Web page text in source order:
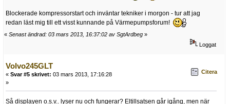
Blockerade kompressorstart och inväntar tekniker i morgon - tur att jag
redan läst mig till ett visst kunnande på Värmepumpsforum!
« Senast ändrad: 03 mars 2013, 16:37:02 av SgtArdbeg »
Loggat
Volvo245GLT
« Svar #5 skrivet: 03 mars 2013, 17:16:28
»
Citera
Så displayen o.s.v.. lyser nu och fungerar? Eltillsatsen går igång, men när